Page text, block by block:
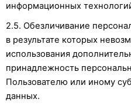
информационных
2.5. Обезличивание
в результате которых
использования
принадлежность
Пользователю или иному
данных.